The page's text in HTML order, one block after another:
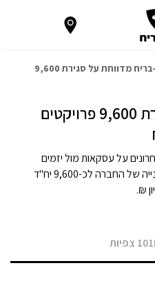
רב-בריח מדווחת על סגירת 9,600
רב-בריח מדווחת על סגירת 9,600 פרויקטים
על עסקאות מול יזמים
וקבלנים מובילים לאספקת מוצרי הבנייה של החברה לכ-9,600 יח"ד
צפיות